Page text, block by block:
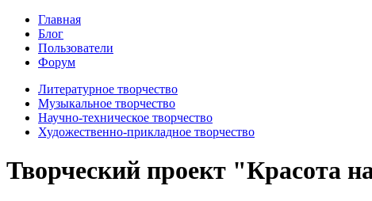
Главная
Блог
Пользователи
Форум
Литературное творчество
Музыкальное творчество
Научно-техническое творчество
Художественно-прикладное творчество
Творческий проект "Красота